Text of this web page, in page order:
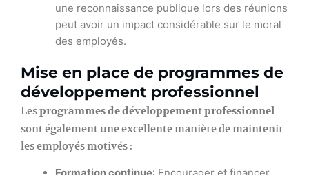
une reconnaissance publique lors des réunions
peut avoir un impact considérable sur le moral
des employés.
Mise en place de programmes de
développement professionnel
Lesprogrammes de développement professionnel
sont également une excellente manière de maintenir
les employés motivés :
Formation continue: Encourager et financer